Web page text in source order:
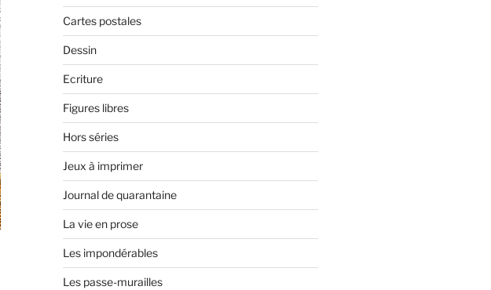
Cartes postales
Dessin
Ecriture
Figures libres
Hors séries
Jeux à imprimer
Journal de quarantaine
La vie en prose
Les impondérables
Les passe-murailles